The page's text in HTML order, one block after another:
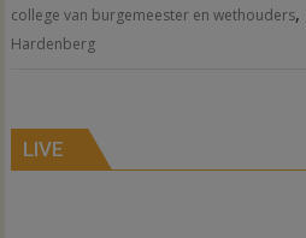
college van burgemeester en wethouders,
Hardenberg
LIVE